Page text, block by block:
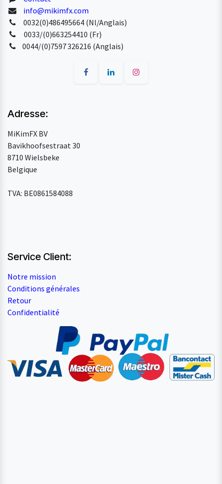
info@mikimfx.com
0032(0)486495664 (Nl/Anglais)
0033/(0)663254410 (Fr)
0044/(0)7597 326216 (Anglais)
Adresse:
MiKimFX BV
Bavikhoofsestraat 30
8710 Wielsbeke
Belgique
TVA: BE0861584088
Service Client:
Notre mission
Conditions générales
Retour
Confidentialité